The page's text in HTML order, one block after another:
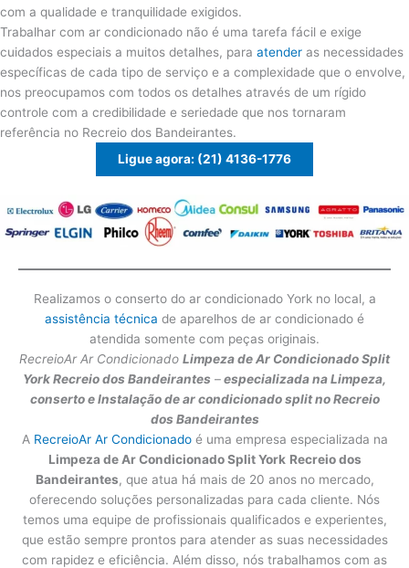
com a qualidade e tranquilidade exigidos.
Trabalhar com ar condicionado não é uma tarefa fácil e exige
cuidados especiais a muitos detalhes, para atender as necessidades
específicas de cada tipo de serviço e a complexidade que o envolve,
nos preocupamos com todos os detalhes através de um rígido
controle com a credibilidade e seriedade que nos tornaram
referência no Recreio dos Bandeirantes.
Ligue agora: (21) 4136-1776
Realizamos o conserto do ar condicionado York no local, a
assistência técnica de aparelhos de ar condicionado é
atendida somente com peças originais.
RecreioAr Ar Condicionado Limpeza de Ar Condicionado Split
YorkRecreio dos Bandeirantes –especializada na Limpeza,
conserto e Instalação de ar condicionado split no Recreio
dos Bandeirantes
A RecreioAr Ar Condicionadoé uma empresa especializada na
Limpeza de Ar Condicionado Split York Recreio dos
Bandeirantes, que atua há mais de 20 anos no mercado,
oferecendo soluções personalizadas para cada cliente. Nós
temos uma equipe de profissionais qualificados e experientes,
que estão sempre prontos para atender as suas necessidades
com rapidez e eficiência. Além disso, nós trabalhamos com as